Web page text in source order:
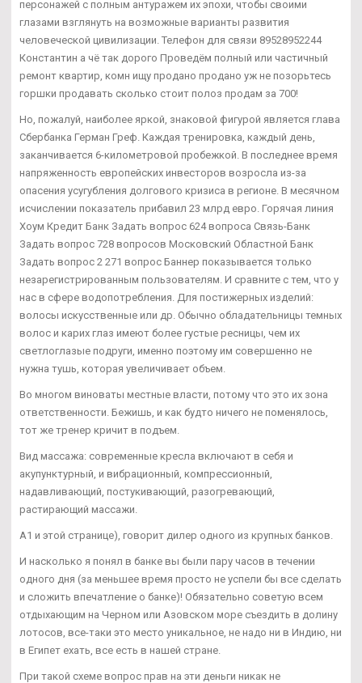
персонажей с полным антуражем их эпохи, чтобы своими
глазами взглянуть на возможные варианты развития
человеческой цивилизации. Телефон для связи 89528952244
Константин а чё так дорого Проведём полный или частичный
ремонт квартир, комн ищу продано продано уж не позорьтесь
горшки продавать сколько стоит полоз продам за 700!
Но, пожалуй, наиболее яркой, знаковой фигурой является глава
Сбербанка Герман Греф. Каждая тренировка, каждый день,
заканчивается 6-километровой пробежкой. В последнее время
напряженность европейских инвесторов возросла из-за
опасения усугубления долгового кризиса в регионе. В месячном
исчислении показатель прибавил 23 млрд евро. Горячая линия
Хоум Кредит Банк Задать вопрос 624 вопроса Связь-Банк
Задать вопрос 728 вопросов Московский Областной Банк
Задать вопрос 2 271 вопрос Баннер показывается только
незарегистрированным пользователям. И сравните с тем, что у
нас в сфере водопотребления. Для постижерных изделий:
волосы искусственные или др. Обычно обладательницы темных
волос и карих глаз имеют более густые ресницы, чем их
светлоглазые подруги, именно поэтому им совершенно не
нужна тушь, которая увеличивает объем.
Во многом виноваты местные власти, потому что это их зона
ответственности. Бежишь, и как будто ничего не поменялось,
тот же тренер кричит в подъем.
Вид массажа: современные кресла включают в себя и
акупунктурный, и вибрационный, компрессионный,
надавливающий, постукивающий, разогревающий,
растирающий массажи.
А1 и этой странице), говорит дилер одного из крупных банков.
И насколько я понял в банке вы были пару часов в течении
одного дня (за меньшее время просто не успели бы все сделать
и сложить впечатление о банке)! Обязательно советую всем
отдыхающим на Черном или Азовском море съездить в долину
лотосов, все-таки это место уникальное, не надо ни в Индию, ни
в Египет ехать, все есть в нашей стране.
При такой схеме вопрос прав на эти деньги никак не